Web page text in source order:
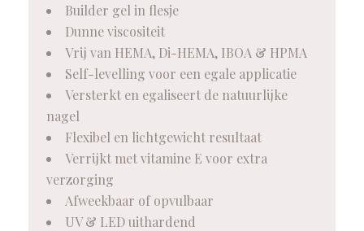
Builder gel in flesje
Dunne viscositeit
Vrij van HEMA, Di-HEMA, IBOA & HPMA
Self-levelling voor een egale applicatie
Versterkt en egaliseert de natuurlijke
nagel
Flexibel en lichtgewicht resultaat
Verrijkt met vitamine E voor extra
verzorging
Afweekbaar of opvulbaar
UV & LED uithardend